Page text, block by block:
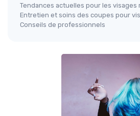
Tendances actuelles pour les visages
Entretien et soins des coupes pour
Conseils de professionnels